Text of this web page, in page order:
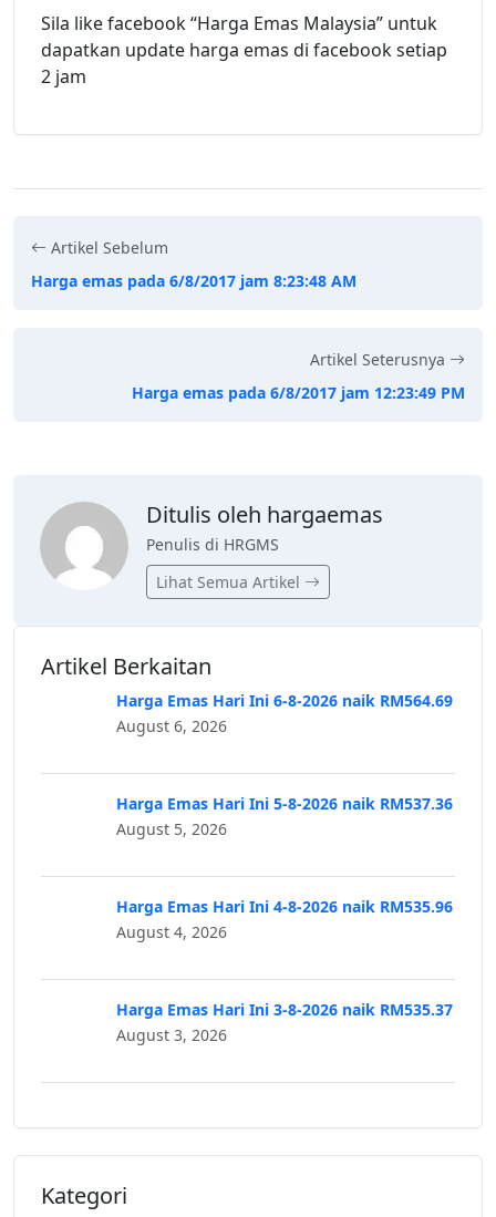
Sila like facebook “Harga Emas Malaysia” untuk
dapatkan update harga emas di facebook setiap
2 jam
Artikel Sebelum
Harga emas pada 6/8/2017 jam 8:23:48 AM
Artikel Seterusnya
Harga emas pada 6/8/2017 jam 12:23:49 PM
Ditulis oleh hargaemas
Penulis di HRGMS
Lihat Semua Artikel
Artikel Berkaitan
Harga Emas Hari Ini 6-8-2026 naik RM564.69
August 6, 2026
Harga Emas Hari Ini 5-8-2026 naik RM537.36
August 5, 2026
Harga Emas Hari Ini 4-8-2026 naik RM535.96
August 4, 2026
Harga Emas Hari Ini 3-8-2026 naik RM535.37
August 3, 2026
Kategori